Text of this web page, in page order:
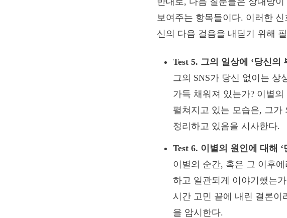
보여주는 항목들이다. 이러한
신의 다음 걸음을 내딛기 위해
Test 5. 그의 일상에 ‘당신의
그의 SNS가 당신 없이는 상
가득 채워져 있는가? 이별
펼쳐지고 있는 모습은, 그가
정리하고 있음을 시사한다.
Test 6. 이별의 원인에 대해
이별의 순간, 혹은 그 이후
하고 일관되게 이야기했는
시간 고민 끝에 내린 결론이
을 암시한다.